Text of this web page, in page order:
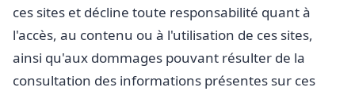
ces sites et décline toute responsabilité quant à
l'accès, au contenu ou à l'utilisation de ces sites,
ainsi qu'aux dommages pouvant résulter de la
consultation des informations présentes sur ces